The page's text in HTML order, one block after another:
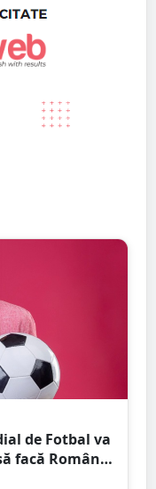
de Fotbal va
facă România